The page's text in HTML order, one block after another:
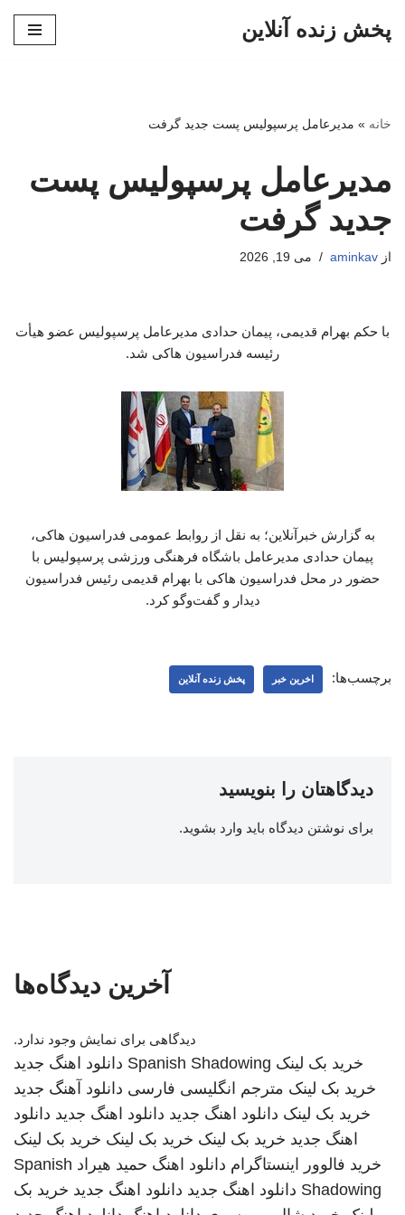
پخش زنده آنلاین
خانه » مدیرعامل پرسپولیس پست جدید گرفت
مدیرعامل پرسپولیس پست
جدید گرفت
از aminkav می 19, 2026
با حکم بهرام قدیمی، پیمان حدادی مدیرعامل پرسپولیس عضو هیأت
رئیسه فدراسیون هاکی شد.
به گزارش خبرآنلاین؛ به نقل از روابط عمومی فدراسیون هاکی،
پیمان حدادی مدیرعامل باشگاه فرهنگی ورزشی پرسپولیس با
حضور در محل فدراسیون هاکی با بهرام قدیمی رئیس فدراسیون
دیدار و گفت‌وگو کرد.
برچسب‌ها: اخرین خبر پخش زنده آنلاین
دیدگاهتان را بنویسید
برای نوشتن دیدگاه باید وارد بشوید.
آخرین دیدگاه‌ها
دیدگاهی برای نمایش وجود ندارد.
خرید بک لینک Spanish Shadowing دانلود اهنگ جدید
خرید بک لینک مترجم انگلیسی فارسی دانلود آهنگ جدید
خرید بک لینک دانلود اهنگ جدید دانلود اهنگ جدید دانلود
اهنگ جدید خرید بک لینک خرید بک لینک خرید بک لینک
خرید فالوور اینستاگرام دانلود اهنگ حمید هیراد Spanish
Shadowing دانلود اهنگ جدید دانلود اهنگ جدید خرید بک